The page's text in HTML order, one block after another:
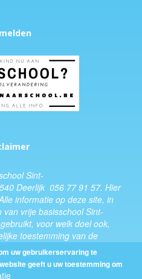
Sint-
Deerlijk 056 77 91 57. Hier
informatie op deze site, in
vrije basisschool Sint-
voor welk doel ook,
toestemming van de
Van Eenoo
uw gebruikerservaring te
geeft u uw toestemming om